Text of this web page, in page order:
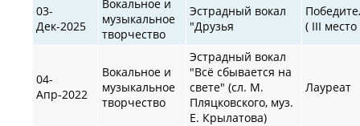
03-
Дек-2025
Вокальное и
музыкальное
творчество
Эстрадный вокал
"Друзья
( III место
04-
Апр-2022
Вокальное и
музыкальное
творчество
Эстрадный вокал
"Всё сбывается на
свете" (сл. М.
Пляцковского, муз.
Е. Крылатова)
Лауреат